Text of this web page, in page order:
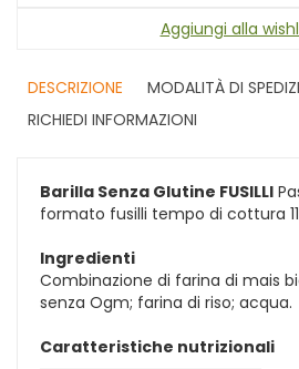
Aggiungi alla
DESCRIZIONE
MODALITÀ DI
RICHIEDI INFORMAZIONI
Barilla Senza Glutine FUSILLI
formato fusilli tempo di cottura
Ingredienti
Combinazione di farina di mais
senza Ogm; farina di riso; acqua.
Caratteristiche nutrizionali